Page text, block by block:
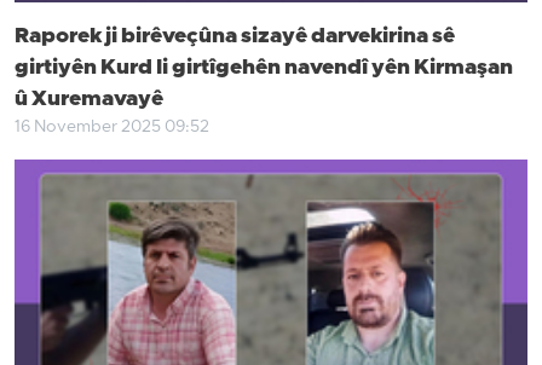
Raporek ji birêveçûna sizayê darvekirina sê
girtiyên Kurd li girtîgehên navendî yên Kirmaşan
û Xuremavayê
16 November 2025 09:52